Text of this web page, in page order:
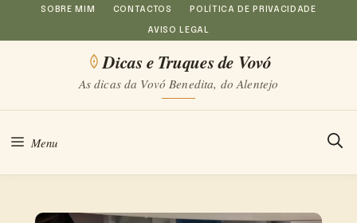
Saltar
para
conteúdo
SOBRE MIM CONTACTOS POLÍTICA DE PRIVACIDADE
AVISO LEGAL
Dicas e Truques de Vovó
As dicas da Vovó Benedita, do Alentejo
Menu